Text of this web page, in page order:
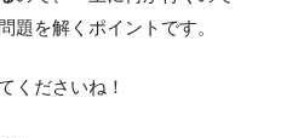
題を解くポイントです。
くださいね！